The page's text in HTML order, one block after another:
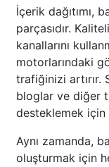
İçerik dağıtımı,
parçasıdır.
kanallarını
motorlarındaki
trafiğinizi artırır.
bloglar ve diğer
desteklemek için
Aynı zamanda,
oluşturmak için